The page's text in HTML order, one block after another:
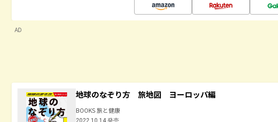
AD
地球のなぞり方 旅地図 ヨーロッパ編
BOOKS 旅と健康
2022.10.14 発売